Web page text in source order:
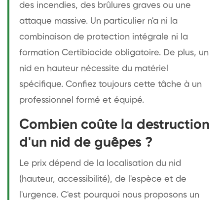
des incendies, des brûlures graves ou une
attaque massive. Un particulier n'a ni la
combinaison de protection intégrale ni la
formation Certibiocide obligatoire. De plus, un
nid en hauteur nécessite du matériel
spécifique. Confiez toujours cette tâche à un
professionnel formé et équipé.
Combien coûte la destruction
d'un nid de guêpes ?
Le prix dépend de la localisation du nid
(hauteur, accessibilité), de l'espèce et de
l'urgence. C'est pourquoi nous proposons un